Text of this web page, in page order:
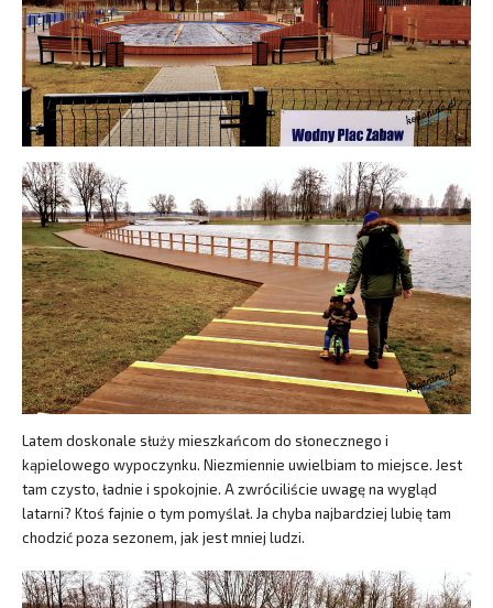
Latem doskonale służy mieszkańcom do słonecznego i
kąpielowego wypoczynku. Niezmiennie uwielbiam to miejsce. Jest
tam czysto, ładnie i spokojnie. A zwróciliście uwagę na wygląd
latarni? Ktoś fajnie o tym pomyślał. Ja chyba najbardziej lubię tam
chodzić poza sezonem, jak jest mniej ludzi.